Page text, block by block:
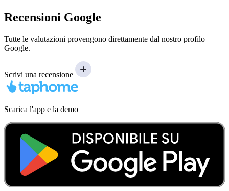
Recensioni Google
Tutte le valutazioni provengono direttamente dal nostro profilo
Google.
Scrivi una recensione
Scarica l'app e la demo